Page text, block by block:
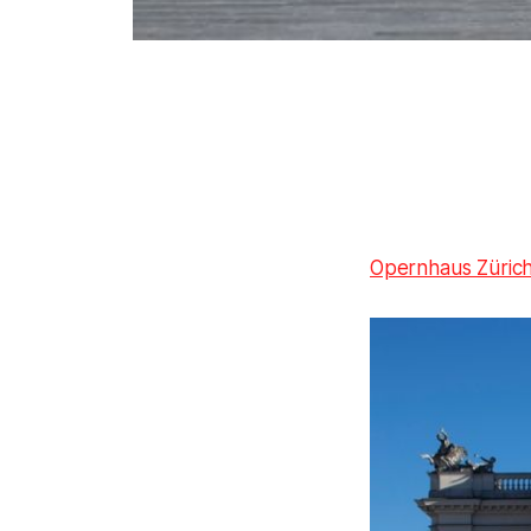
Opernhaus